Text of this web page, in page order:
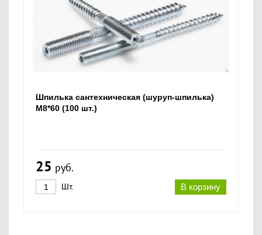
Шпилька сантехническая (шуруп-шпилька)
М8*60 (100 шт.)
25 руб.
В корзину
Шт.